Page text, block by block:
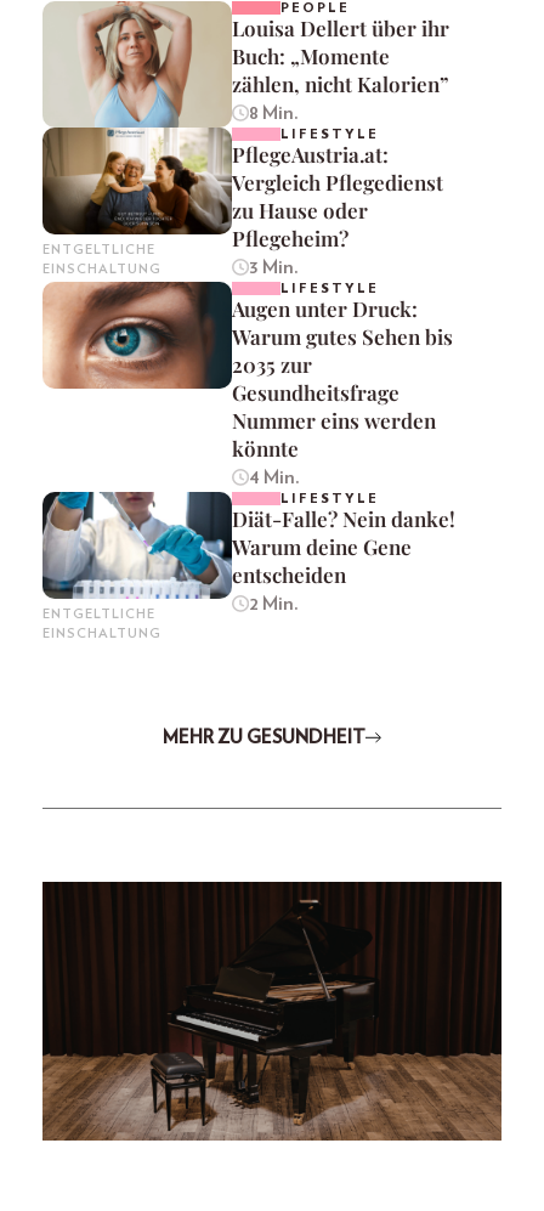
PEOPLE
Louisa Dellert über ihr
Buch: „Momente
zählen, nicht Kalorien”
8 Min.
ENTGELTLICHE
EINSCHALTUNG
LIFESTYLE
PflegeAustria.at:
Vergleich Pflegedienst
zu Hause oder
Pflegeheim?
3 Min.
LIFESTYLE
Augen unter Druck:
Warum gutes Sehen bis
2035 zur
Gesundheitsfrage
Nummer eins werden
könnte
4 Min.
ENTGELTLICHE
EINSCHALTUNG
LIFESTYLE
Diät-Falle? Nein danke!
Warum deine Gene
entscheiden
2 Min.
MEHR ZU GESUNDHEIT